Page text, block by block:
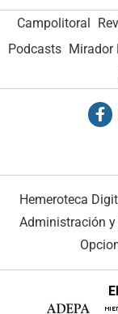
Campolitoral
Podcasts Mirador
Hemeroteca
Administración